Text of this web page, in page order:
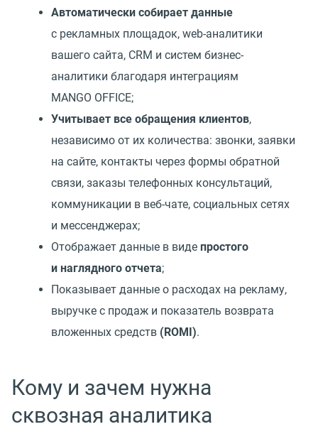
Автоматически собирает данные
с рекламных площадок, web-аналитики
вашего сайта, CRM и систем бизнес-
аналитики благодаря интеграциям
MANGO OFFICE;
Учитывает все обращения клиентов,
независимо от их количества: звонки, заявки
на сайте, контакты через формы обратной
связи, заказы телефонных консультаций,
коммуникации в веб-чате, социальных сетях
и мессенджерах;
Отображает данные в виде простого
и наглядного отчета;
Показывает данные о расходах на рекламу,
выручке с продаж и показатель возврата
вложенных средств (ROMI).
Кому и зачем нужна
сквозная аналитика